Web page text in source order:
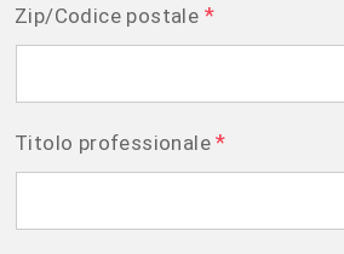
Zip/Codice postale *
Titolo professionale *